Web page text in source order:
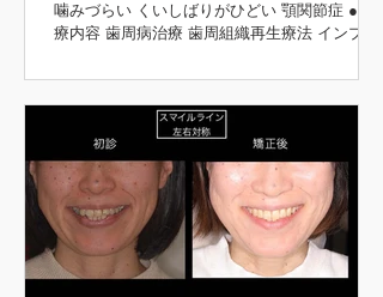
噛みづらい くいしばりがひどい 顎関節症 ●治
療内容 歯周病治療 歯周組織再生療法 インプラ
合治療 審美治療 ●患者さんの希望 長持ちする
治療をしてほしい 矯正前後 初診時 治療後...